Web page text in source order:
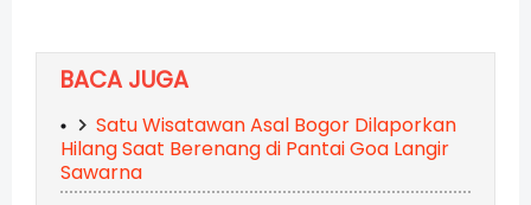
BACA JUGA
Satu Wisatawan Asal Bogor Dilaporkan
Hilang Saat Berenang di Pantai Goa Langir
Sawarna